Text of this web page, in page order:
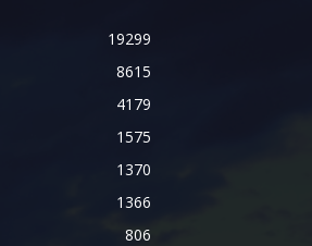
19299
8615
4179
1575
1370
1366
806